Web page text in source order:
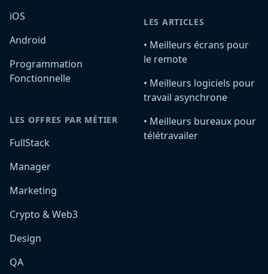
iOS
Android
Programmation
Fonctionnelle
LES OFFRES PAR MÉTIER
FullStack
Manager
Marketing
Crypto & Web3
Design
QA
LES ARTICLES
•️ Meilleurs écrans pour
le remote
•️ Meilleurs logiciels pour
travail asynchrone
•️ Meilleurs bureaux pour
télétravailer